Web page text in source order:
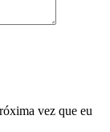
vez que eu